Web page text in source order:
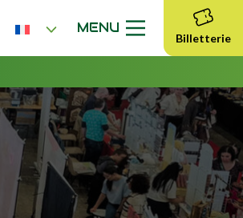
MENU
Billetterie